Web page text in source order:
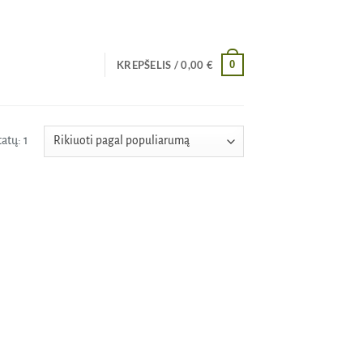
KREPŠELIS /0,00 € 0
1